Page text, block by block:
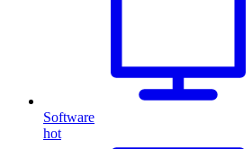
Software
hot